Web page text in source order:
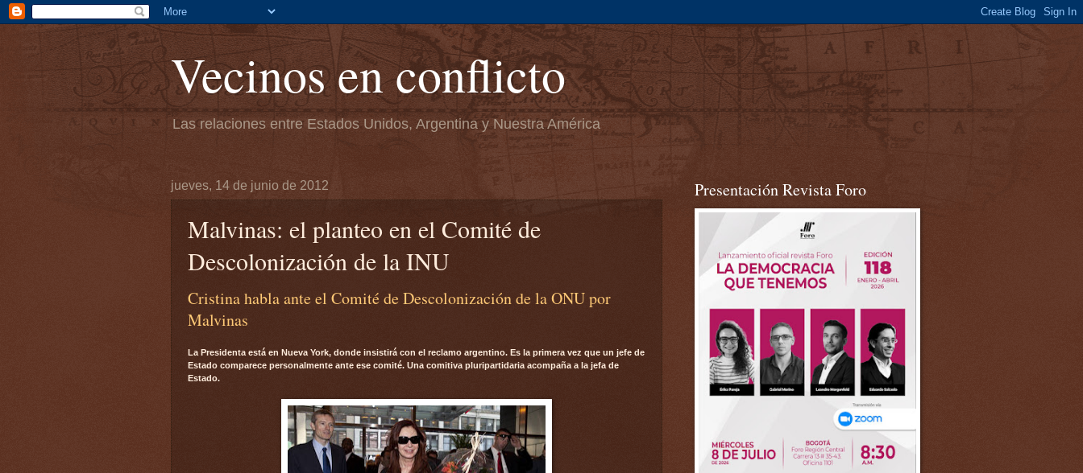
Vecinos en conflicto
Las relaciones entre Estados Unidos, Argentina y Nuestra América
jueves, 14 de junio de 2012
Malvinas: el planteo en el Comité de
Descolonización de la INU
Cristina habla ante el Comité de Descolonización de la ONU por
Malvinas
La Presidenta está en Nueva York, donde insistirá con el reclamo argentino. Es la primera vez que un jefe de
Estado comparece personalmente ante ese comité. Una comitiva pluripartidaria acompaña a la jefa de
Estado.
Presentación Revista Foro